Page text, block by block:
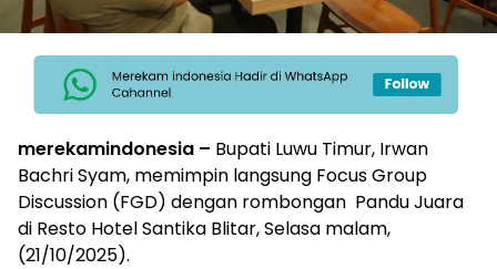
merekamindonesia – Bupati Luwu Timur, Irwan
Bachri Syam, memimpin langsung Focus Group
Discussion (FGD) dengan rombongan Pandu Juara
di Resto Hotel Santika Blitar, Selasa malam,
(21/10/2025).